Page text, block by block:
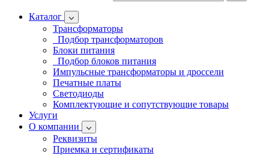
Каталог
Трансформаторы
Подбор трансформаторов
Блоки питания
Подбор блоков питания
Импульсные трансформаторы и дроссели
Печатные платы
Светодиоды
Комплектующие и сопутствующие товары
Услуги
О компании
Реквизиты
Приемка и сертификаты